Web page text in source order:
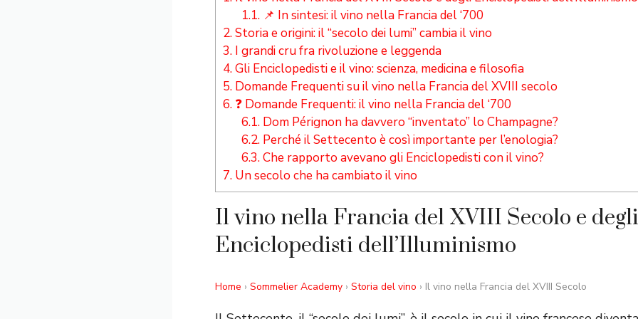
1.1.📌 In sintesi: il vino nella Francia del ‘700
2.Storia e origini: il “secolo dei lumi” cambia il vino
3. I grandi cru fra rivoluzione e leggenda
4.Gli Enciclopedisti e il vino: scienza, medicina e filosofia
5. Domande Frequenti su il vino nella Francia del XVIII secolo
6. ❓ Domande Frequenti: il vino nella Francia del ‘700
6.1.Dom Pérignon ha davvero “inventato” lo Champagne?
6.2.Perché il Settecento è così importante per l’enologia?
6.3.Che rapporto avevano gli Enciclopedisti con il vino?
7. Un secolo che ha cambiato il vino
Il vino nella Francia del XVIII Secolo e degli
Enciclopedisti dell’Illuminismo
Home › Sommelier Academy › Storia del vino › Il vino nella Francia del XVIII Secolo